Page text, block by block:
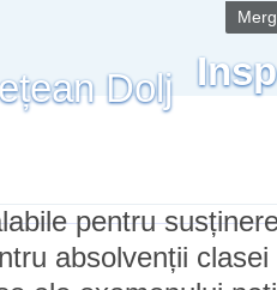
pentru
absolvenții